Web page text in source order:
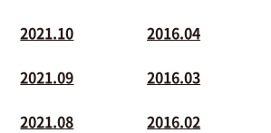
2021.10
2021.09
2021.08
2016.04
2016.03
2016.02